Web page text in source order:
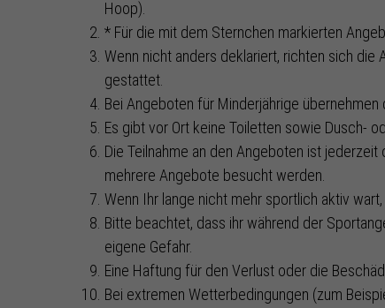
Hoop).
* Für die mit dem Sternchen markierten
Wenn nicht anders deklariert, richten sich die
gestattet.
Bei Angeboten für Minderjährige
Es gibt vor Ort keine Toiletten sowie Dusch-
Die Teilnahme an den Angeboten ist
mehrere Angebote besucht werden.
Wenn Ihr lange nicht mehr sportlich aktiv
Bitte beachtet, dass ihr während der
eigene Gefahr.
Eine Haftung für den Verlust oder die
Bei extremen Wetterbedingungen (zum